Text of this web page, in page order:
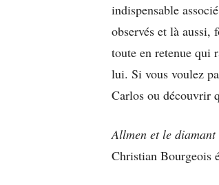
indispensable
observés et là
toute en retenue qui
lui. Si vous voulez
Carlos ou découvrir
Allmen et le diamant
Christian Bourgeois